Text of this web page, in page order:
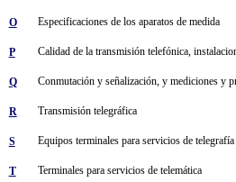
O Especificaciones de los aparatos de medida
P Calidad de la transmisión telefónica,
Q Conmutación y señalización, y mediciones y
R Transmisión telegráfica
S Equipos terminales para servicios de telegrafía
T Terminales para servicios de telemática